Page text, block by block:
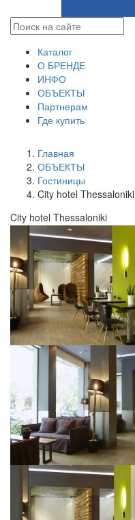
Каталог
О БРЕНДЕ
ИНФО
ОБЪЕКТЫ
Партнерам
Где купить
Главная
ОБЪЕКТЫ
Гостиницы
City hotel Thessaloniki
City hotel Thessaloniki